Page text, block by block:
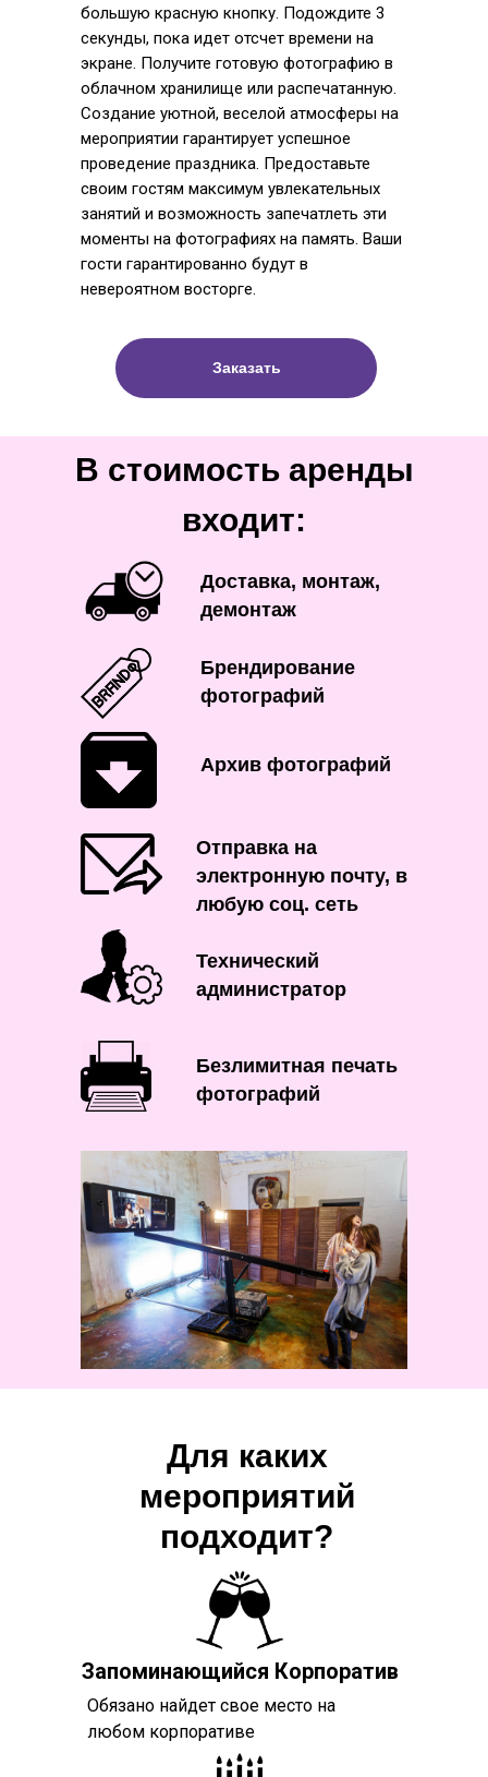
Заказать
большую красную кнопку. Подождите 3
секунды, пока идет отсчет времени на
экране. Получите готовую фотографию в
облачном хранилище или распечатанную.
Создание уютной, веселой атмосферы на
мероприятии гарантирует успешное
проведение праздника. Предоставьте
своим гостям максимум увлекательных
занятий и возможность запечатлеть эти
моменты на фотографиях на память. Ваши
гости гарантированно будут в
невероятном восторге.
Доставка, монтаж,
демонтаж
Брендирование
фотографий
Архив фотографий
Отправка на
электронную почту, в
любую соц. сеть
Безлимитная печать
фотографий
Технический
администратор
В стоимость аренды
входит:
Запоминающийся Корпоратив
Для каких
мероприятий
подходит?
Обязано найдет свое место на
любом корпоративе